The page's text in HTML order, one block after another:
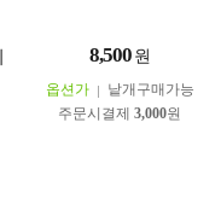
8,500 원
옵션가
낱개구매가능
주문시결제 3,000원